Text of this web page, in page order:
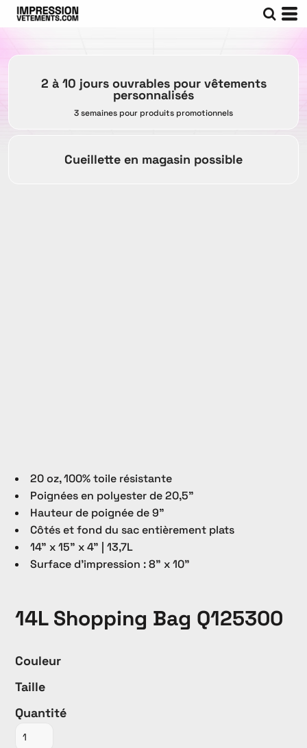
2 à 10 jours ouvrables pour vêtements
personnalisés
3 semaines pour produits promotionnels
Cueillette en magasin possible
20 oz, 100% toile résistante
Poignées en polyester de 20,5"
Hauteur de poignée de 9"
Côtés et fond du sac entièrement plats
14" x 15" x 4" | 13,7L
Surface d'impression : 8" x 10"
14L Shopping Bag Q125300
Couleur
Taille
Quantité